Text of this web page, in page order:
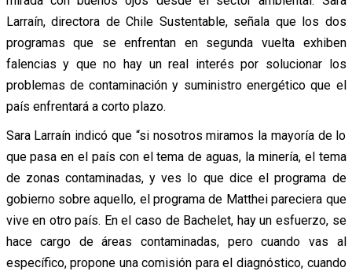
Larraín, directora de Chile Sustentable, señala que los dos
programas que se enfrentan en segunda vuelta exhiben
falencias y que no hay un real interés por solucionar los
problemas de contaminación y suministro energético que el
país enfrentará a corto plazo.
Sara Larraín indicó que “si nosotros miramos la mayoría de lo
que pasa en el país con el tema de aguas, la minería, el tema
de zonas contaminadas, y ves lo que dice el programa de
gobierno sobre aquello, el programa de Matthei pareciera que
vive en otro país. En el caso de Bachelet, hay un esfuerzo, se
hace cargo de áreas contaminadas, pero cuando vas al
específico, propone una comisión para el diagnóstico, cuando